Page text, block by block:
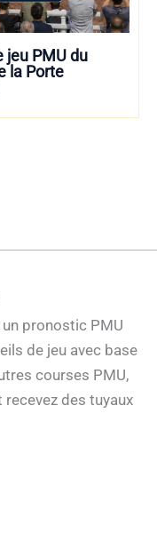
jeu PMU du
la Porte
pronostic PMU
de jeu avec base
courses PMU,
recevez des tuyaux